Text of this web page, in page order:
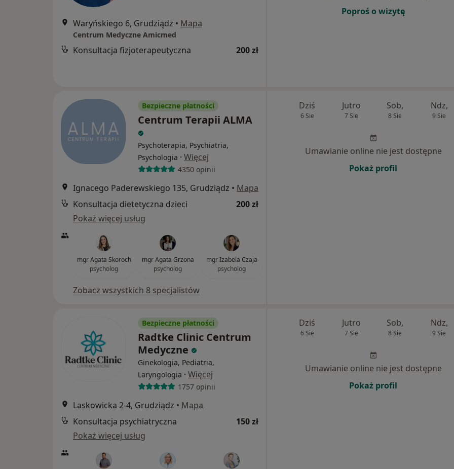
Waryńskiego 6, Grudziądz • Mapa
Centrum Medyczne Amicmed
Konsultacja fizjoterapeutyczna 200 zł
Poproś o wizytę
Bezpieczne płatności
Centrum Terapii ALMA
Psychoterapia, Psychiatria,
Psychologia · Więcej
4350 opinii
Ignacego Paderewskiego 135, Grudziądz • Mapa
Konsultacja dietetyczna dzieci
200 zł
Pokaż więcej usług
mgr Agata Skoroch
psycholog
mgr Agata Grzona
psycholog
mgr Izabela Czaja
psycholog
Zobacz wszystkich 8 specjalistów
Dziś
6 Sie
Jutro
7 Sie
Sob,
8 Sie
Ndz,
9 Sie
Umawianie online nie jest dostępne
Pokaż profil
Bezpieczne płatności
Radtke Clinic Centrum
Medyczne
Ginekologia, Pediatria,
Laryngologia · Więcej
1757 opinii
Laskowicka 2-4, Grudziądz • Mapa
Konsultacja psychiatryczna
150 zł
Pokaż więcej usług
Dziś
6 Sie
Jutro
7 Sie
Sob,
8 Sie
Ndz,
9 Sie
Umawianie online nie jest dostępne
Pokaż profil